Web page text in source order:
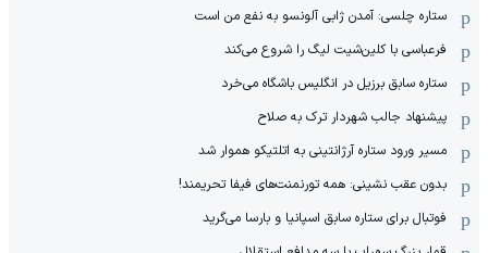
ستاره چلسی: آمدن ژابی آلونسو به نفع من است
فرعباسی با کلین‌شیت لیگ را شروع می‌کند
ستاره سابق برزیل در انگلیس باشگاه می‌خرد
پیشنهاد جالب شهردار ترک به صلاح
مسیر ورود ستاره آرژانتینی به اتلتیکو هموار شد
بدون عقب نشینی: همه تورنمنت‌های فیفا تحریمند!
فوتبال برای ستاره سابق اسپانیا و بارسا می‌گرید